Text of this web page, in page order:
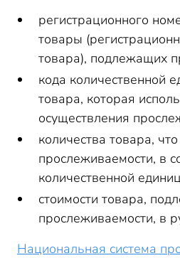
регистрационного
товары
товара), подлежащих
кода количественной
товара, которая
осуществления
количества товара,
прослеживаемости, в
количественной
стоимости товара,
прослеживаемости, в
Национальная система